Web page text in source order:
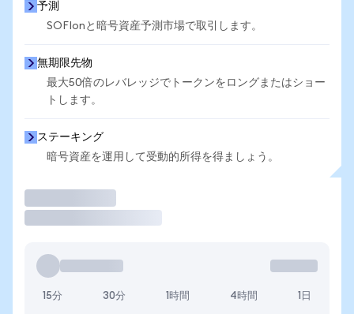
予測
SOFIonと暗号資産予測市場で取引します。
無期限先物
最大50倍のレバレッジでトークンをロングまたはショー
トします。
ステーキング
暗号資産を運用して受動的所得を得ましょう。
15分 30分 1時間 4時間 1日